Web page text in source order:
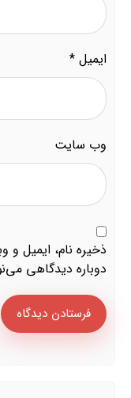
ایمیل *
وب‌ سایت
ذخیره نام، ایمیل و
دوباره دیدگاهی
فرستادن دیدگاه